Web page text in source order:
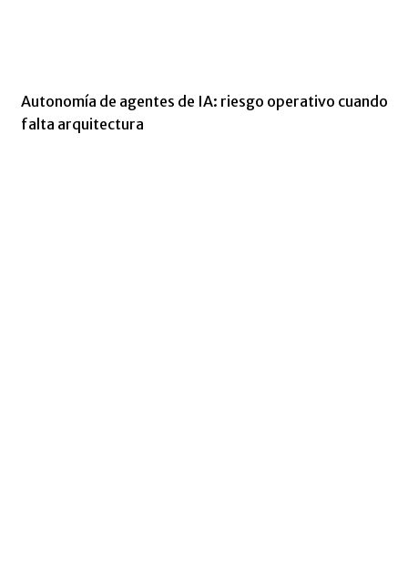
Autonomía de agentes de IA: riesgo operativo cuando
falta arquitectura